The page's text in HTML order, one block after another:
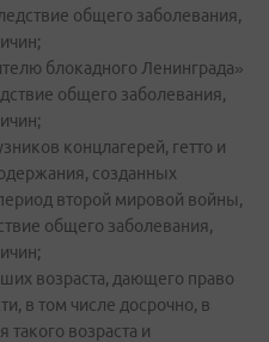
общего заболевания,
блокадного Ленинграда»
общего заболевания,
концлагерей, гетто и
созданных
второй мировой войны,
общего заболевания,
возраста, дающего право
в том числе досрочно, в
такого возраста и